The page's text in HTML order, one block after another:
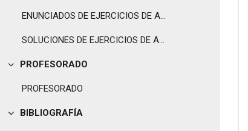
ENUNCIADOS DE EJERCICIOS DE AUTOEVALUACION
SOLUCIONES DE EJERCICIOS DE AUTOEVALUACION
Tolestu
PROFESORADO
PROFESORADO
Tolestu
BIBLIOGRAFÍA